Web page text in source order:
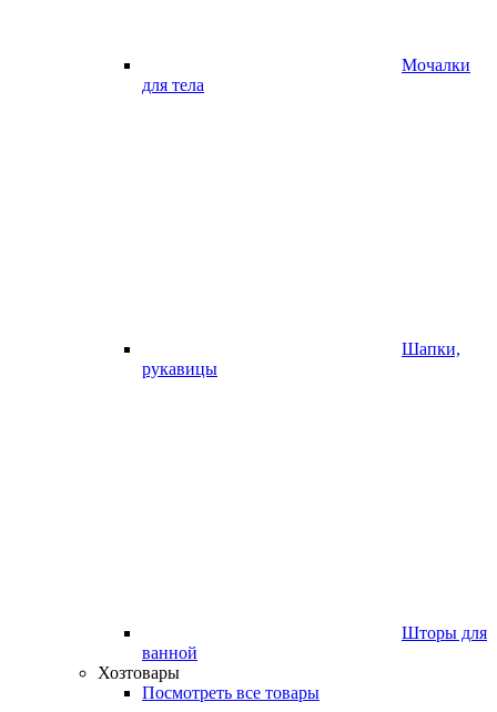
Мочалки
для тела
Шапки,
рукавицы
Шторы для
ванной
Хозтовары
Посмотреть все товары